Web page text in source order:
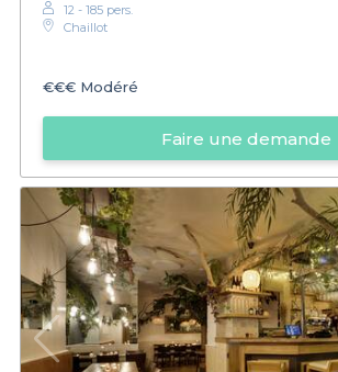
12 - 185 pers.
Chaillot
€€€ Modéré
Faire une demande